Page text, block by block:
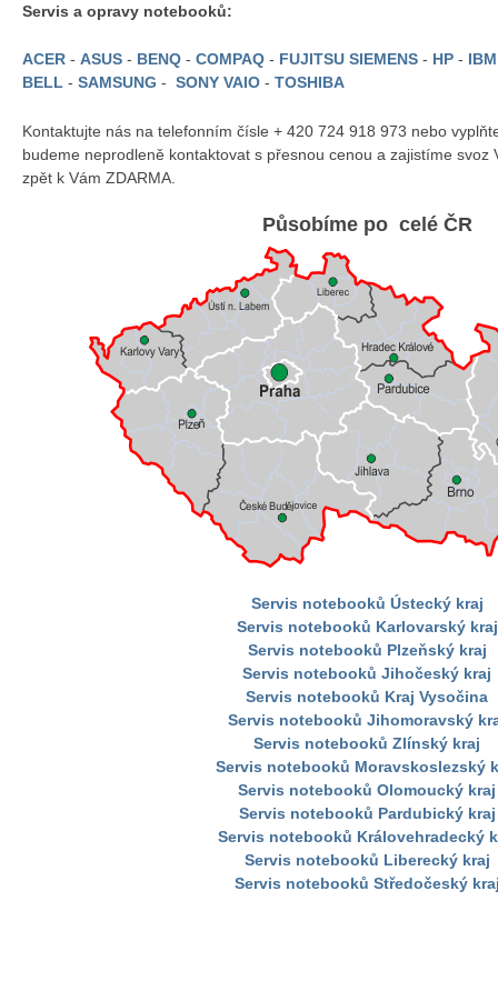
Servis a opravy notebooků:
ACER - ASUS - BENQ - COMPAQ - FUJITSU SIEMENS - HP -
BELL - SAMSUNG - SONY VAIO - TOSHIBA
Kontaktujte nás na telefonním čísle + 420 724 918 973 nebo
budeme neprodleně kontaktovat s přesnou cenou a zajistíme svoz
zpět k Vám ZDARMA.
Působíme po celé ČR
Servis notebooků Ústecký kraj
Servis notebooků Karlovarský kraj
Servis notebooků Plzeňský kraj
Servis notebooků Jihočeský kraj
Servis notebooků Kraj Vysočina
Servis notebooků Jihomoravský
Servis notebooků Zlínský kraj
Servis notebooků Moravskoslezský
Servis notebooků Olomoucký kraj
Servis notebooků Pardubický kraj
Servis notebooků Královehradecký
Servis notebooků Liberecký kraj
Servis notebooků Středočeský